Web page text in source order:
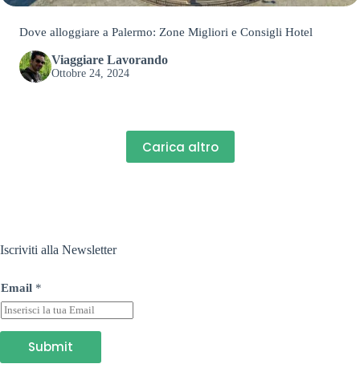
Dove alloggiare a Palermo: Zone Migliori e Consigli Hotel
Viaggiare Lavorando
Ottobre 24, 2024
Carica altro
Iscriviti alla Newsletter
m
a
i
l
Email *
Submit